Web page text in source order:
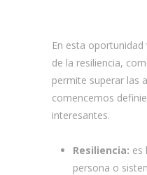
En esta
de la resiliencia,
permite superar las
comencemos
interesantes.
Resiliencia: es
persona o